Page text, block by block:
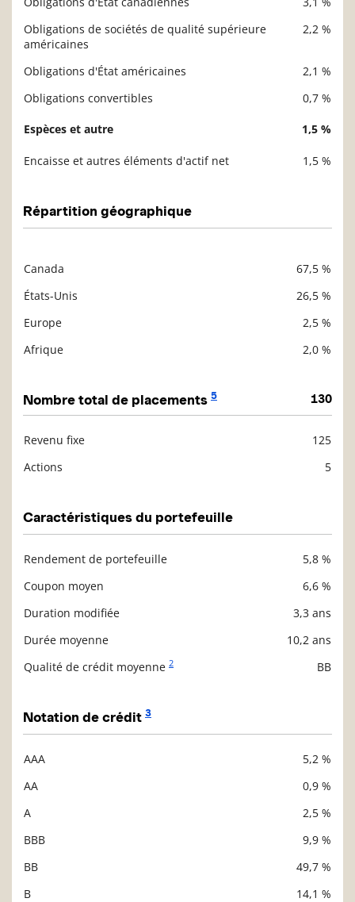
Obligations de sociétés de qualité supérieure
américaines
2,2 %
Obligations d'État américaines
2,1 %
Obligations convertibles
0,7 %
Espèces et autre 1,5 %
Encaisse et autres éléments d'actif net 1,5 %
Répartition géographique
Canada
67,5 %
États-Unis
26,5 %
Europe
2,5 %
Afrique
2,0 %
Nombre total de placements 5 130
Revenu fixe
125
Actions
5
Caractéristiques du portefeuille
Rendement de portefeuille
5,8 %
Coupon moyen
6,6 %
Duration modifiée
3,3 ans
Durée moyenne
10,2 ans
Qualité de crédit moyenne 2 BB
Notation de crédit 3
AAA
5,2 %
AA
0,9 %
A
2,5 %
BBB
9,9 %
BB
49,7 %
B
14,1 %